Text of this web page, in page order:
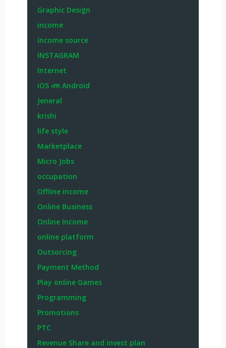
Graphic Design
income
income source
INSTAGRAM
Internet
iOS এবং Android
Jeneral
krishi
life style
Marketplace
Micro Jobs
occupation
Offline income
Online Business
Online Income
online platform
Outsorcing
Payment Method
Play online Games
Programming
Promotions
PTC
Revenue Share and invest plan